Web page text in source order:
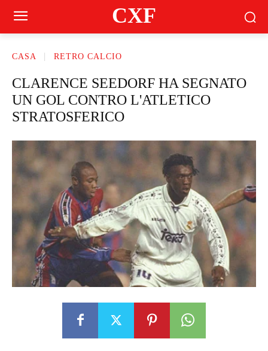
CXF
CASA RETRO CALCIO
CLARENCE SEEDORF HA SEGNATO
UN GOL CONTRO L'ATLETICO
STRATOSFERICO